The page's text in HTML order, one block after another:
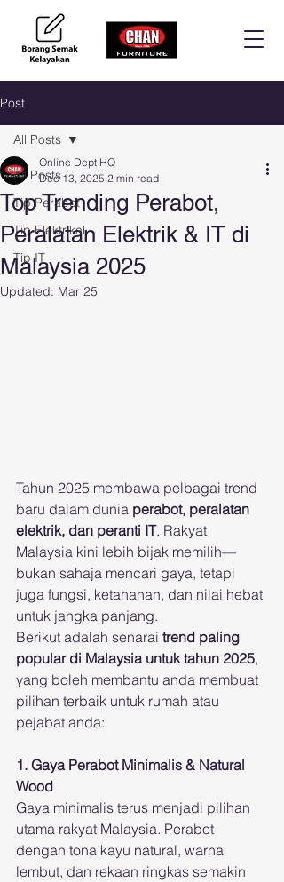
Post
All Posts
Tip Perabot
Tip Elektrikal
Tip IT
All Posts
Top Trending Perabot,
Peralatan Elektrik & IT di
Malaysia 2025
Online Dept HQ
Dec 13, 2025 2 min read
Updated: Mar 25
Tahun 2025 membawa pelbagai trend
baru dalam dunia perabot, peralatan
elektrik, dan peranti IT. Rakyat
Malaysia kini lebih bijak memilih—
bukan sahaja mencari gaya, tetapi
juga fungsi, ketahanan, dan nilai hebat
untuk jangka panjang.
Berikut adalah senarai trend paling
popular di Malaysia untuk tahun 2025,
yang boleh membantu anda membuat
pilihan terbaik untuk rumah atau
pejabat anda:
1. Gaya Perabot Minimalis & Natural
Wood
Gaya minimalis terus menjadi pilihan
utama rakyat Malaysia. Perabot
dengan tona kayu natural, warna
lembut, dan rekaan ringkas semakin